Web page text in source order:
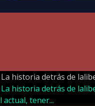
historia detrás de
historia detrás de
tener...